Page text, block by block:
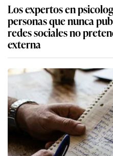
Los expertos en
personas que nunca
redes sociales no
externa